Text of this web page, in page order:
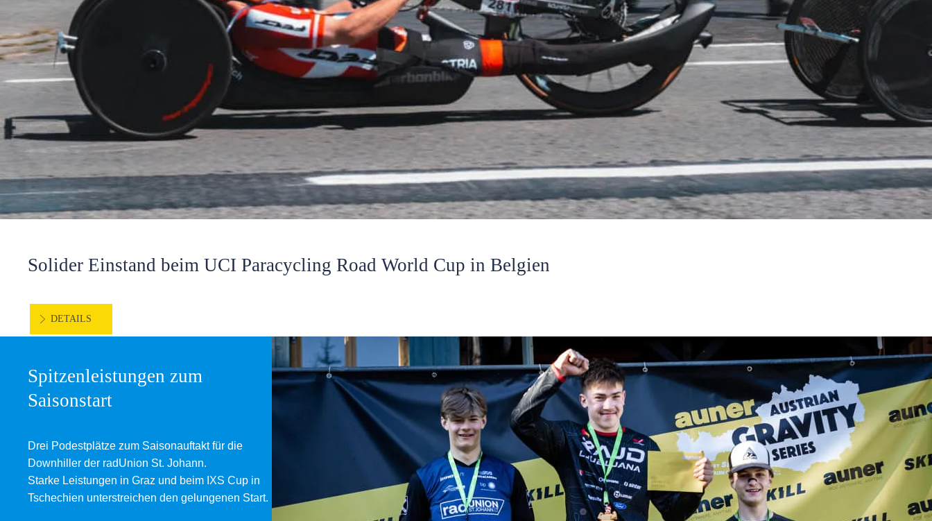
Solider Einstand beim UCI Paracycling Road World Cup in Belgien
DETAILS
Spitzenleistungen zum
Saisonstart
Drei Podestplätze zum Saisonauftakt für die
Downhiller der radUnion St. Johann.
Starke Leistungen in Graz und beim IXS Cup in
Tschechien unterstreichen den gelungenen Start.